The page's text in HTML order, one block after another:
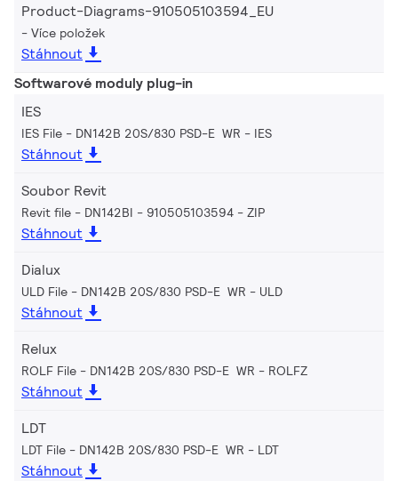
Product-Diagrams-910505103594_EU
Více položek
Stáhnout
Softwarové moduly plug-in
IES
IES File - DN142B 20S/830 PSD-E WR IES
Stáhnout
Soubor Revit
Revit file - DN142BI - 910505103594 ZIP
Stáhnout
Dialux
ULD File - DN142B 20S/830 PSD-E WR ULD
Stáhnout
Relux
ROLF File - DN142B 20S/830 PSD-E WR ROLFZ
Stáhnout
LDT
LDT File - DN142B 20S/830 PSD-E WR LDT
Stáhnout